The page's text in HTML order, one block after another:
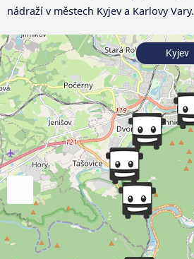
nádraží v městech Kyjev a Karlovy Vary.
Kyjev